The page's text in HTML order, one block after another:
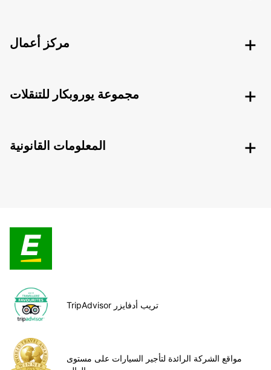
مركز أعمال
مجموعة يوروبكار للتنقلات
المعلومات القانونية
TripAdvisor تريب أدفايزر
مواقع الشركة الرائدة لتأجير السيارات على مستوى